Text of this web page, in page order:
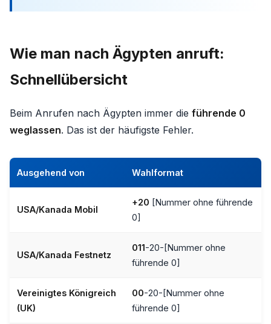
Wie man nach Ägypten anruft:
Schnellübersicht
Beim Anrufen nach Ägypten immer die führende 0
weglassen. Das ist der häufigste Fehler.
Ausgehend von Wahlformat
USA/Kanada Mobil
+20 [Nummer ohne führende
0]
USA/Kanada Festnetz
011-20-[Nummer ohne
führende 0]
Vereinigtes Königreich
(UK)
00-20-[Nummer ohne
führende 0]